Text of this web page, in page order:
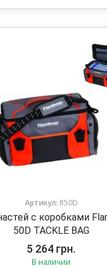
Артикул: R50D
с коробками
50D TACKLE BAG
5 264 грн.
В наличии